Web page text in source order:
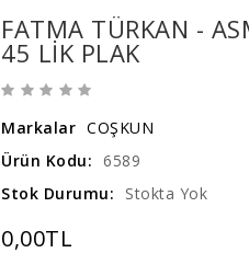
FATMA TÜRKAN -
45 LIK PLAK
Markalar COŞKUN
Ürün Kodu: 6589
Stok Durumu:
Stokta Yok
0,00TL